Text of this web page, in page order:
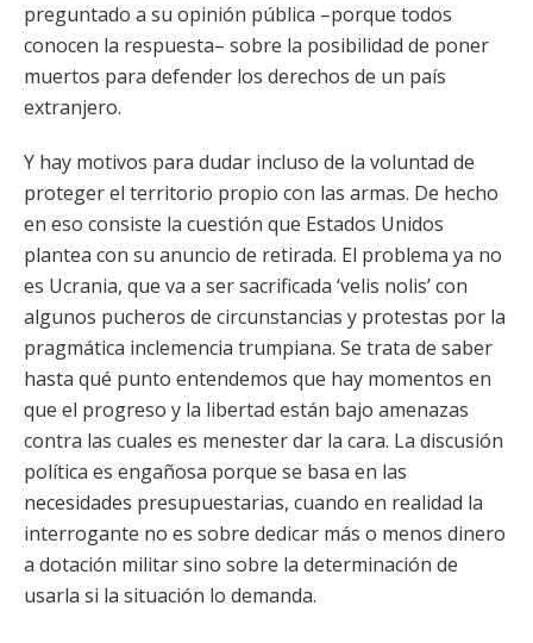
preguntado a su opinión pública –porque todos
conocen la respuesta– sobre la posibilidad de poner
muertos para defender los derechos de un país
extranjero.
Y hay motivos para dudar incluso de la voluntad de
proteger el territorio propio con las armas. De hecho
en eso consiste la cuestión que Estados Unidos
plantea con su anuncio de retirada. El problema ya no
es Ucrania, que va a ser sacrificada ‘velis nolis’ con
algunos pucheros de circunstancias y protestas por la
pragmática inclemencia trumpiana. Se trata de saber
hasta qué punto entendemos que hay momentos en
que el progreso y la libertad están bajo amenazas
contra las cuales es menester dar la cara. La discusión
política es engañosa porque se basa en las
necesidades presupuestarias, cuando en realidad la
interrogante no es sobre dedicar más o menos dinero
a dotación militar sino sobre la determinación de
usarla si la situación lo demanda.